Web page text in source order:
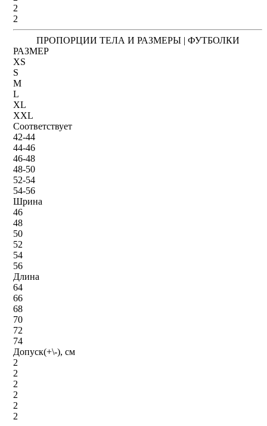
2
2
ПРОПОРЦИИ ТЕЛА И РАЗМЕРЫ | ФУТБОЛКИ
РАЗМЕР
XS
S
M
L
XL
XXL
Соответствует
42-44
44-46
46-48
48-50
52-54
54-56
Шрина
46
48
50
52
54
56
Длина
64
66
68
70
72
74
Допуск(+\-), см
2
2
2
2
2
2